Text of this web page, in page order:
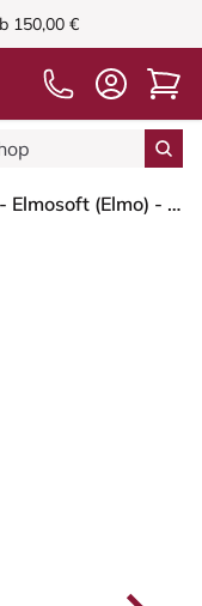
150,00 €
HÅG Capisco 8106 - Elmosoft (Elmo) - Semi-Anilinleder - EL93068 - Dark brown - Schwarz - 265 mm (Sitzhöhe 53-79cm) - Bodengleiter